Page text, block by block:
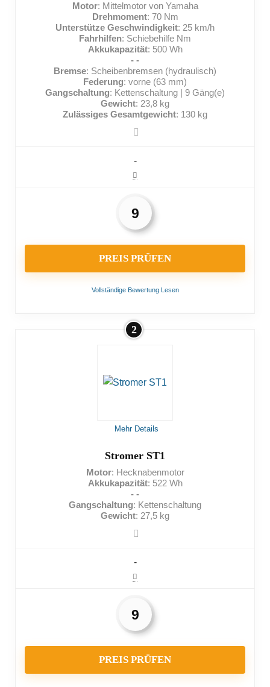
Motor: Mittelmotor von Yamaha
Drehmoment: 70 Nm
Unterstütze Geschwindigkeit: 25 km/h
Fahrhilfen: Schiebehilfe Nm
Akkukapazität: 500 Wh
- -
Bremse: Scheibenbremsen (hydraulisch)
Federung: vorne (63 mm)
Gangschaltung: Kettenschaltung | 9 Gäng(e)
Gewicht: 23,8 kg
Zulässiges Gesamtgewicht: 130 kg
-
9
PREIS PRÜFEN
Vollständige Bewertung Lesen
Hohes Eigengewicht
Nichts für sehr schwere Menschen
2
Mehr Details
Stromer ST1
Motor: Hecknabenmotor
Akkukapazität: 522 Wh
- -
Gangschaltung: Kettenschaltung
Gewicht: 27,5 kg
-
9
PREIS PRÜFEN